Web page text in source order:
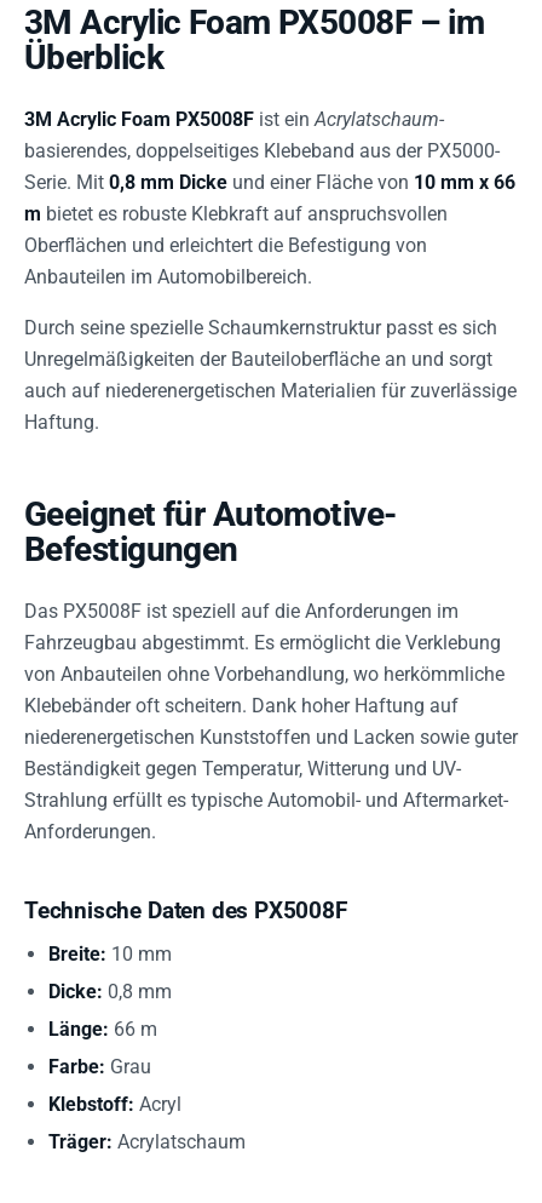
3M Acrylic Foam PX5008F – im
Überblick
3M Acrylic Foam PX5008F ist einAcrylatschaum-
basierendes, doppelseitiges Klebeband aus der PX5000-
Serie. Mit 0,8 mm Dicke und einer Fläche von 10 mm x 66
m bietet es robuste Klebkraft auf anspruchsvollen
Oberflächen und erleichtert die Befestigung von
Anbauteilen im Automobilbereich.
Durch seine spezielle Schaumkernstruktur passt es sich
Unregelmäßigkeiten der Bauteiloberfläche an und sorgt
auch auf niederenergetischen Materialien für zuverlässige
Haftung.
Geeignet für Automotive-
Befestigungen
Das PX5008F ist speziell auf die Anforderungen im
Fahrzeugbau abgestimmt. Es ermöglicht die Verklebung
von Anbauteilen ohne Vorbehandlung, wo herkömmliche
Klebebänder oft scheitern. Dank hoher Haftung auf
niederenergetischen Kunststoffen und Lacken sowie guter
Beständigkeit gegen Temperatur, Witterung und UV-
Strahlung erfüllt es typische Automobil- und Aftermarket-
Anforderungen.
Technische Daten des PX5008F
Breite: 10 mm
Dicke: 0,8 mm
Länge: 66 m
Farbe: Grau
Klebstoff: Acryl
Träger: Acrylatschaum